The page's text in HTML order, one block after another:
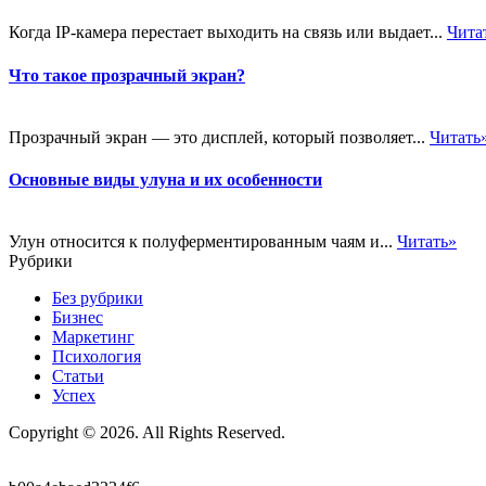
Когда IP-камера перестает выходить на связь или выдает...
Что такое прозрачный экран?
Прозрачный экран — это дисплей, который позволяет...
Основные виды улуна и их особенности
Улун относится к полуферментированным чаям и... Читать»
Рубрики
Без рубрики
Бизнес
Маркетинг
Психология
Статьи
Успех
Copyright © 2026. All Rights Reserved.